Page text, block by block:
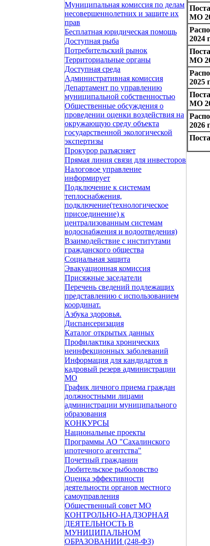
Муниципальная комиссия по делам
несовершеннолетних и защите их
прав
Бесплатная юридическая помощь
Доступная рыба
Потребительский рынок
Территориальные органы
Доступная среда
Административная комиссия
Департамент по управлению
муниципальной собственностью
Общественные обсуждения о
проведении оценки воздействия на
окружающую среду объекта
государственной экологической
экспертизы
Прокурор разъясняет
Прямая линия связи для инвесторов
Налоговое управление
информирует
Подключение к системам
теплоснабжения,
подключение(технологическое
присоединение) к
централизованным системам
водоснабжения и водоотведения)
Взаимодействие с институтами
гражданского общества
Социальная защита
Эвакуационная комиссия
Присяжные заседатели
Перечень сведений подлежащих
представлению с использованием
координат.
Азбука здоровья.
Диспансеризация
Каталог открытых данных
Профилактика хронических
неинфекционных заболеваний
Информация для кандидатов в
кадровый резерв администрации
МО
График личного приема граждан
должностными лицами
администрации муниципального
образования
КОНКУРСЫ
Национальные проекты
Программы АО "Сахалинского
ипотечного агентства"
Почетный гражданин
Любительское рыболовство
Оценка эффективности
деятельности органов местного
самоуправления
Общественный совет МО
КОНТРОЛЬНО-НАДЗОРНАЯ
ДЕЯТЕЛЬНОСТЬ В
МУНИЦИПАЛЬНОМ
ОБРАЗОВАНИИ (248-ФЗ)
МО
2024
МО
2025
МО
2026